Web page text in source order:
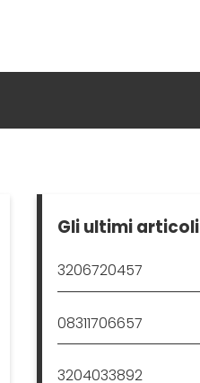
Gli ultimi articoli
3206720457
08311706657
3204033892